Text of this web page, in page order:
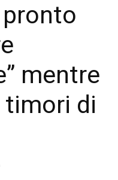
pronto
mentre
di